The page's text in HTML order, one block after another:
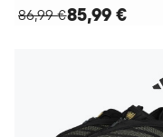
86,99 €85,99 €